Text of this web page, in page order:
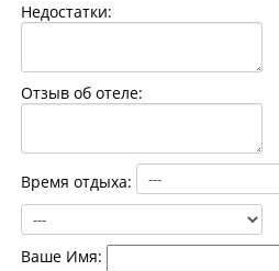
Недостатки:
Отзыв об отеле:
Время отдыха:
Ваше Имя: